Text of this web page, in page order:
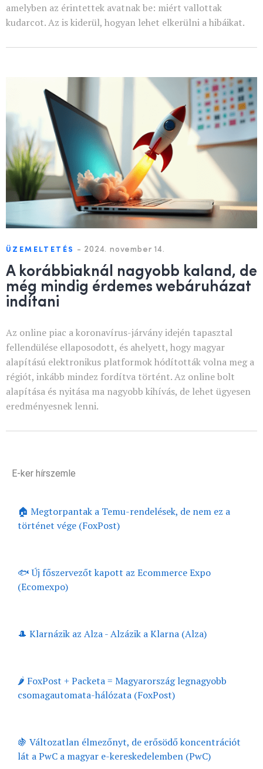
amelyben az érintettek avatnak be: miért vallottak
kudarcot. Az is kiderül, hogyan lehet elkerülni a hibáikat.
ÜZEMELTETÉS - 2024. november 14.
A korábbiaknál nagyobb kaland, de
még mindig érdemes webáruházat
indítani
Az online piac a koronavírus-járvány idején tapasztal
fellendülése ellaposodott, és ahelyett, hogy magyar
alapítású elektronikus platformok hódították volna meg a
régiót, inkább mindez fordítva történt. Az online bolt
alapítása és nyitása ma nagyobb kihívás, de lehet ügyesen
eredményesnek lenni.
E-ker hírszemle
🏠 Megtorpantak a Temu-rendelések, de nem ez a
történet vége (FoxPost)
🐟 Új főszervezőt kapott az Ecommerce Expo
(Ecomexpo)
🎩 Klarnázik az Alza - Alzázik a Klarna (Alza)
🌶️ FoxPost + Packeta = Magyarország legnagyobb
csomagautomata-hálózata (FoxPost)
🍇 Változatlan élmezőnyt, de erősödő koncentrációt
lát a PwC a magyar e-kereskedelemben (PwC)